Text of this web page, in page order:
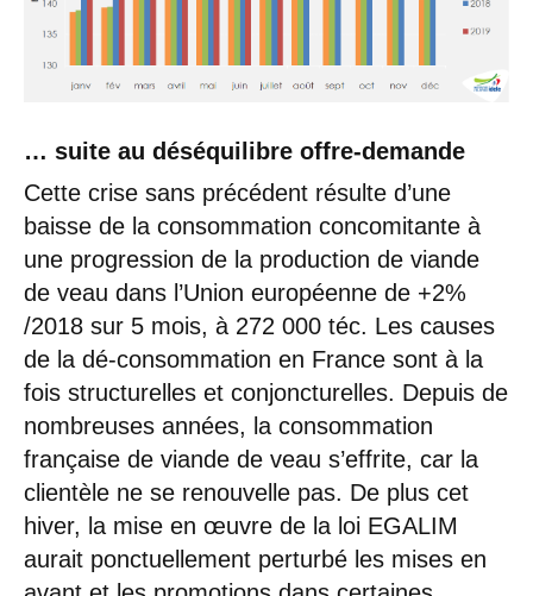
… suite au déséquilibre offre-demande
Cette crise sans précédent résulte d’une
baisse de la consommation concomitante à
une progression de la production de viande
de veau dans l’Union européenne de +2%
/2018 sur 5 mois, à 272 000 téc. Les causes
de la dé-consommation en France sont à la
fois structurelles et conjoncturelles. Depuis de
nombreuses années, la consommation
française de viande de veau s’effrite, car la
clientèle ne se renouvelle pas. De plus cet
hiver, la mise en œuvre de la loi EGALIM
aurait ponctuellement perturbé les mises en